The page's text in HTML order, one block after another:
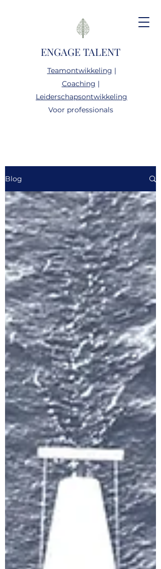
ENGAGE TALENT
Teamontwikkeling |
Coaching |
Leiderschapsontwikkeling
Voor professionals
Blog